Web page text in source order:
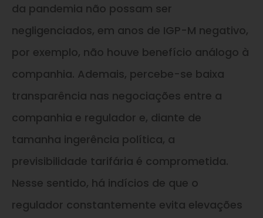
da pandemia não possam ser
negligenciados, em anos de IGP-M negativo,
por exemplo, não houve benefício análogo à
companhia. Ademais, percebe-se baixa
transparência nas negociações entre a
companhia e regulador e, diante de
tamanha ingerência política, a
previsibilidade tarifária é comprometida.
Nesse sentido, há indícios de que o
regulador constantemente evita elevações